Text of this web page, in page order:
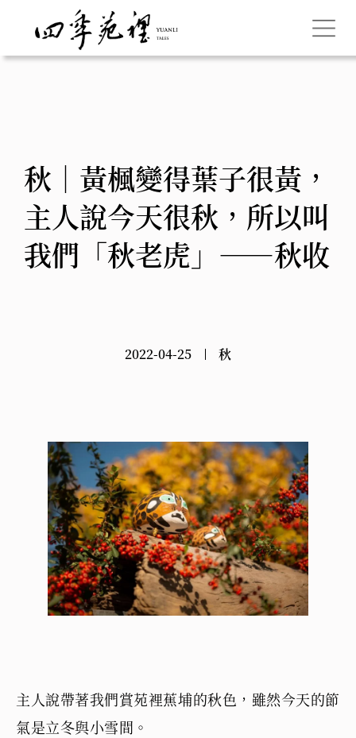
秋｜黃楓變得葉子很黃，
主人說今天很秋，所以叫
我們「秋老虎」——秋收
2022-04-25 秋
主人說帶著我們賞苑裡蕉埔的秋色，雖然今天的節
氣是立冬與小雪間。